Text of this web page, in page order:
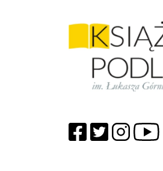
Facebook
TwitterInstagram
YouTube